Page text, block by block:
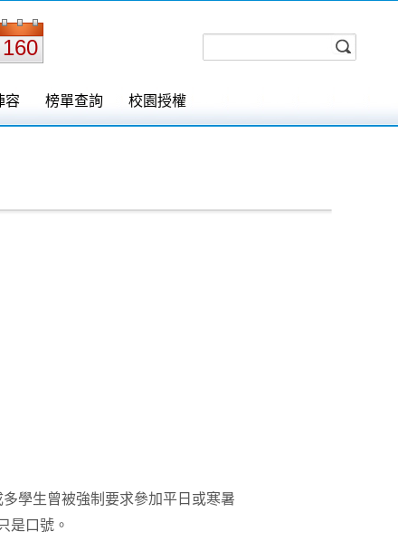
容 榜單查詢 校園授權
160
學生曾被強制要求參加平日或寒暑
是口號。